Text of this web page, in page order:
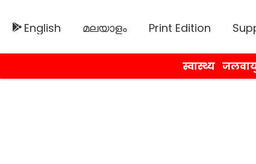
English മലയാളം Print Edition
स्वास्थ्य